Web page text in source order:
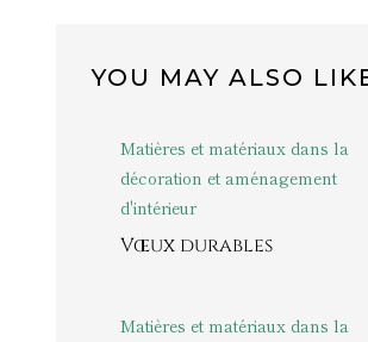
YOU MAY ALSO
Matières et matériaux dans la
décoration et aménagement
d'intérieur
Vœux durables
Matières et matériaux dans la